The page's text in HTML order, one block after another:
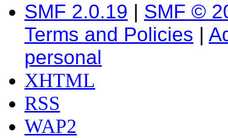
SMF 2.0.19 | SMF ©
Terms and Policies |
personal
XHTML
RSS
WAP2